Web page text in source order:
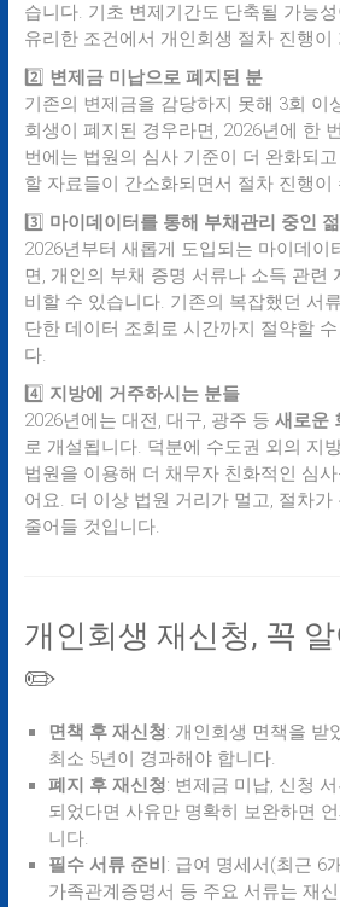
습니다. 기초 변제기간도 단축될 가능
유리한 조건에서 개인회생 절차 진행이
2️⃣ 변제금 미납으로 폐지된 분
기존의 변제금을 감당하지 못해 3회 이
회생이 폐지된 경우라면, 2026년에 한
번에는 법원의 심사 기준이 더 완화되
할 자료들이 간소화되면서 절차 진행이
3️⃣ 마이데이터를 통해 부채관리 중인
2026년부터 새롭게 도입되는 마이데이
면, 개인의 부채 증명 서류나 소득 관련
비할 수 있습니다. 기존의 복잡했던 서
단한 데이터 조회로 시간까지 절약할
다.
4️⃣ 지방에 거주하시는 분들
2026년에는 대전, 대구, 광주 등 새로운
로 개설됩니다. 덕분에 수도권 외의 지
법원을 이용해 더 채무자 친화적인 심
어요. 더 이상 법원 거리가 멀고, 절차가
줄어들 것입니다.
개인회생 재신청, 꼭
✏️
면책 후 재신청: 개인회생 면책을 받
최소 5년이 경과해야 합니다.
폐지 후 재신청: 변제금 미납, 신청
되었다면 사유만 명확히 보완하면
니다.
필수 서류 준비 : 급여 명세서(최근 6
가족관계증명서 등 주요 서류는 재